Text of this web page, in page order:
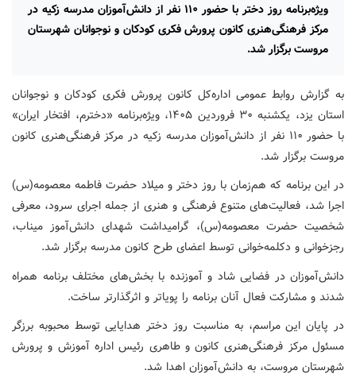
ویژه‌برنامه روز دختر با حضور ۱۱۰ نفر از دانش‌آموزان مدرسه زکیه در
مرکز فرهنگی‌هنری کانون پرورش فکری کودکان و نوجوانان شهرستان
مروست برگزار شد.
به گزارش روابط‌ عمومی اداره‌کل کانون پرورش فکری کودکان و نوجوانان
استان یزد، یکشنبه ۳۰ فروردین ۱۴۰۵، ویژه‌برنامه «دخترم، افتخار ایران»
با حضور ۱۱۰ نفر از دانش‌آموزان مدرسه زکیه در مرکز فرهنگی‌هنری کانون
مروست برگزار شد.
در این برنامه که هم‌زمان با روز دختر و میلاد حضرت فاطمه معصومه(س)
اجرا شد، فعالیت‌های متنوع فرهنگی و هنری از جمله اجرای سرود، معرفی
شخصیت حضرت معصومه(س)، گرامیداشت شهدای دانش‌آموز میناب،
رجزخوانی و دکلمه‌خوانی توسط اعضای طرح کانون مدرسه برگزار شد.
دانش‌آموزان در فضایی شاد و آموزنده با بخش‌های مختلف برنامه همراه
شدند و مشارکت فعال آنان برنامه را پویاتر و اثرگذارتر ساخت.
در پایان این مراسم، به مناسبت روز دختر هدایایی توسط محبوبه برزگر
مسئول مرکز فرهنگی‌هنری کانون و طاهری رئیس اداره آموزش و پرورش
شهرستان مروست، به دانش‌آموزان اهدا شد.